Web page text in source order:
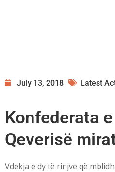
July 13, 2018 Latest
Konfederata
Qeverisë
Vdekja e dy të rinjve që